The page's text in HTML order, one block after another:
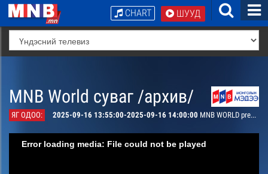
ШУУД
CHART
MNB World суваг /архив/
ЯГ ОДОО: 2025-09-16 13:55:00-2025-09-16 14:00:00 MNB WORLD presents
Error loading media: File could not be played